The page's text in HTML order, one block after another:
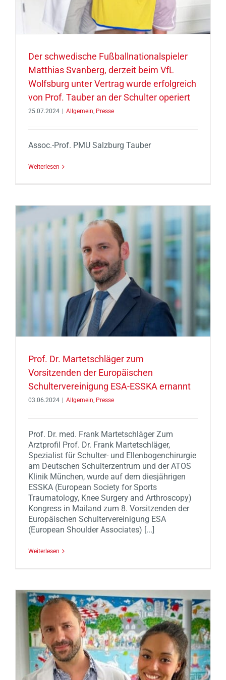
Der schwedische Fußballnationalspieler
Matthias Svanberg, derzeit beim VfL
Wolfsburg unter Vertrag wurde erfolgreich
von Prof. Tauber an der Schulter operiert
25.07.2024 Allgemein, Presse
Assoc.-Prof. PMU Salzburg Tauber
Weiterlesen
Prof. Dr. Martetschläger zum
Vorsitzenden der Europäischen
Schultervereinigung ESA-ESSKA ernannt
03.06.2024 | Allgemein Presse
Prof. Dr. med. Frank Martetschläger Zum
Arztprofil Prof. Dr. Frank Martetschläger,
Spezialist für Schulter- und Ellenbogenchirurgie
am Deutschen Schulterzentrum und der ATOS
Klinik München, wurde auf dem diesjährigen
ESSKA (European Society for Sports
Traumatology, Knee Surgery and Arthroscopy)
Kongress in Mailand zum 8. Vorsitzenden der
Europäischen Schultervereinigung ESA
(European Shoulder Associates) [...]
Weiterlesen